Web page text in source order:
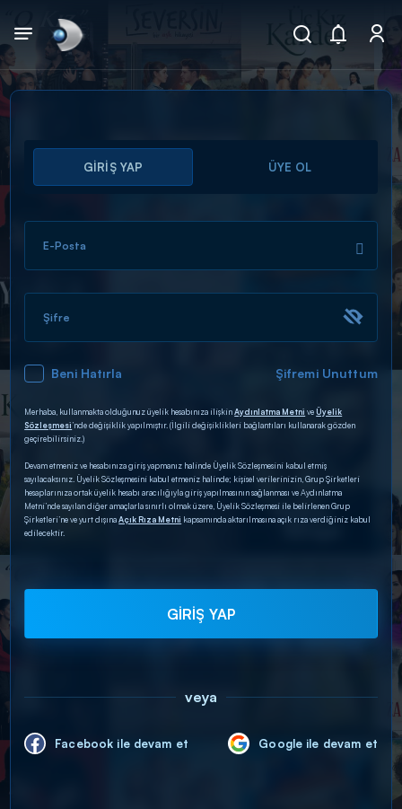
Arama
ARAMA SONUÇLARI
DİĞER SONUÇLAR
GİRİŞ YAP ÜYE OL
E-Posta
Şifre
Beni Hatırla Şifremi Unuttum
Merhaba, kullanmakta olduğunuz üyelik hesabınıza ilişkinAydınlatma Metni veÜyelik
Sözleşmesi’nde değişiklik yapılmıştır. (İlgili değişiklikleri bağlantıları kullanarak gözden
geçirebilirsiniz.)
Devam etmeniz ve hesabınıza giriş yapmanız halinde Üyelik Sözleşmesini kabul etmiş
sayılacaksınız. Üyelik Sözleşmesini kabul etmeniz halinde; kişisel verilerinizin, Grup Şirketleri
hesaplarınıza ortak üyelik hesabı aracılığıyla giriş yapılmasının sağlanması ve Aydınlatma
Metni’nde sayılan diğer amaçlarla sınırlı olmak üzere, Üyelik Sözleşmesi ile belirlenen Grup
Şirketleri’ne ve yurt dışınaAçık Rıza Metni kapsamında aktarılmasına açık rıza verdiğiniz kabul
edilecektir.
GİRİŞ YAP
veya
Facebook ile devam et Google ile devam et